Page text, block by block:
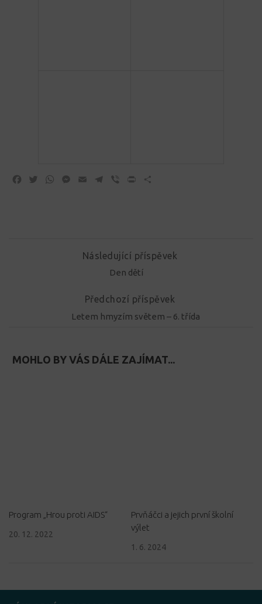
Facebook
TwitterWhatsApp
Messenger
Email Telegram
Viber Print
Následující příspěvek
Den dětí
Předchozí příspěvek
Letem hmyzím světem – 6. třída
MOHLO BY VÁS DÁLE ZAJÍMAT...
Program „Hrou proti AIDS“
20. 12. 2022
Prvňáčci a jejich první školní
výlet
1. 6. 2024